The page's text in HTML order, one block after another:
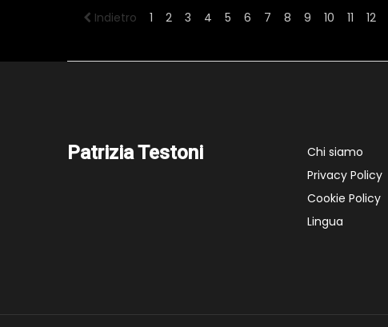
Indietro 1 2 3 4 5 6 7 8 9 10 11 12
Patrizia Testoni
Chi siamo
Privacy Policy
Cookie Policy
Lingua